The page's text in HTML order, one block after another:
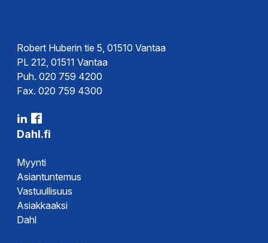
Robert Huberin tie 5, 01510 Vantaa
PL 212, 01511 Vantaa
Puh. 020 759 4200
Fax. 020 759 4300
Dahl.fi
Myynti
Asiantuntemus
Vastuullisuus
Asiakkaaksi
Dahl